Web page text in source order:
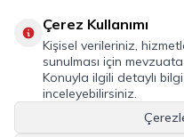
Çerez Kullanımı
Kişisel verileriniz,
sunulması için
Konuyla ilgili detaylı
inceleyebilirsiniz.